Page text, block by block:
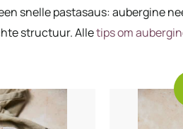
borrelhapjes desserts
snelle pastasaus: aubergine
structuur. Alletips om